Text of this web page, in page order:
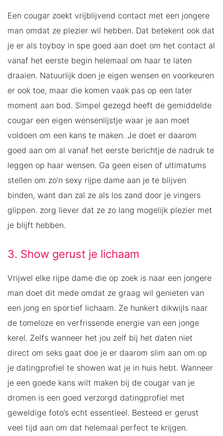
Een cougar zoekt vrijblijvend contact met een jongere
man omdat ze plezier wil hebben. Dat betekent ook dat
je er als toyboy in spe goed aan doet om het contact al
vanaf het eerste begin helemaal om haar te laten
draaien. Natuurlijk doen je eigen wensen en voorkeuren
er ook toe, maar die komen vaak pas op een later
moment aan bod. Simpel gezegd heeft de gemiddelde
cougar een eigen wensenlijstje waar je aan moet
voldoen om een kans te maken. Je doet er daarom
goed aan om al vanaf het eerste berichtje de nadruk te
leggen op haar wensen. Ga geen eisen of ultimatums
stellen om zo’n sexy rijpe dame aan je te blijven
binden, want dan zal ze als los zand door je vingers
glippen. zorg liever dat ze zo lang mogelijk plezier met
je blijft hebben.
3. Show gerust je lichaam
Vrijwel elke rijpe dame die op zoek is naar een jongere
man doet dit mede omdat ze graag wil genieten van
een jong en sportief lichaam. Ze hunkert dikwijls naar
de tomeloze en verfrissende energie van een jonge
kerel. Zelfs wanneer het jou zelf bij het daten niet
direct om seks gaat doe je er daarom slim aan om op
je datingprofiel te showen wat je in huis hebt. Wanneer
je een goede kans wilt maken bij de cougar van je
dromen is een goed verzorgd datingprofiel met
geweldige foto’s echt essentieel. Besteed er gerust
veel tijd aan om dat helemaal perfect te krijgen.